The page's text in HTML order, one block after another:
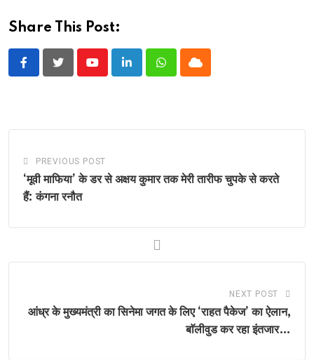
Share This Post:
YoutubeLinkedInWhatsappCloud
PREVIOUS POST
‘मूवी माफिया’ के डर से अक्षय कुमार तक मेरी तारीफ चुपके से करते
हैं: कंगना रनौत
NEXT POST
आंध्र के मुख्यमंत्री का सिनेमा जगत के लिए ‘राहत पैकेज’ का ऐलान,
बाॅलीवुड कर रहा इंतजार…